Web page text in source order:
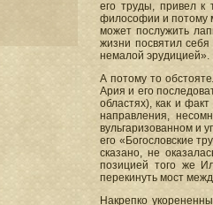
его труды, привел к
философии и потому
может послужить
жизни посвятил
немалой эрудицией».
А потому то
Ария и его
областях), как и
направления,
вульгаризованном и
его «Богословские
сказано, не
позицией того же
перекинуть мост
Накрепко